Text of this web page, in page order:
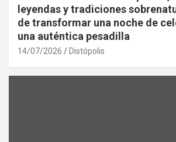
leyendas y tradiciones
de transformar una noche de
una auténtica pesadilla
14/07/2026 Distópolis